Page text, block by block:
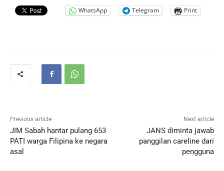
WhatsApp Telegram Print
Previous article
JIM Sabah hantar pulang 653
PATI warga Filipina ke negara
asal
Next article
JANS diminta jawab
panggilan careline dari
pengguna